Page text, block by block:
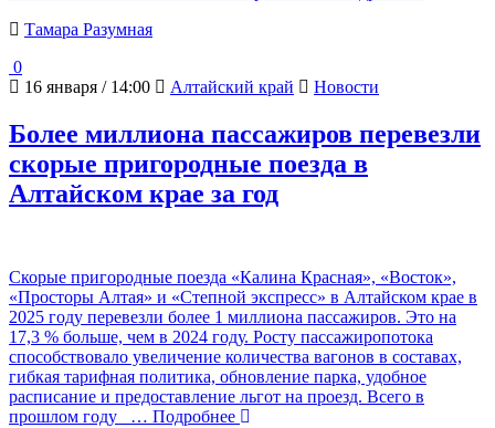
Тамара Разумная
0
16 января / 14:00
Алтайский край Новости
Более миллиона пассажиров перевезли
скорые пригородные поезда в
Алтайском крае за год
Скорые пригородные поезда «Калина Красная», «Восток»,
«Просторы Алтая» и «Степной экспресс» в Алтайском крае в
2025 году перевезли более 1 миллиона пассажиров. Это на
17,3 % больше, чем в 2024 году. Росту пассажиропотока
способствовало увеличение количества вагонов в составах,
гибкая тарифная политика, обновление парка, удобное
расписание и предоставление льгот на проезд. Всего в
прошлом году
… Подробнее